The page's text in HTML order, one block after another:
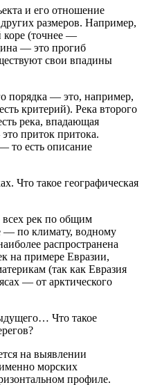
и его отношение
размеров. Например,
коре (точнее —
— это прогиб
свои впадины
порядка — это, например,
критерий). Река второго
река, впадающая
приток притока.
то есть описание
Что такое географическая
рек по общим
— по климату, водному
распространена
на примере Евразии,
(так как Евразия
— от арктического
Что такое
на выявлении
именно морских
профиле.